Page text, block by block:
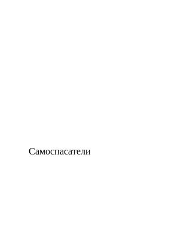
Самоспасатели